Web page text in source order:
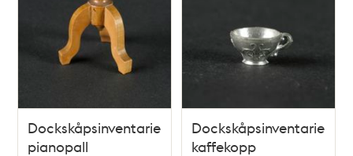
Dockskåpsinventarie;
pianopall
Dockskåpsinventarie;
kaffekopp